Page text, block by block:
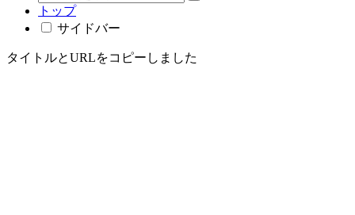
トップ
サイドバー
タイトルとURLをコピーしました